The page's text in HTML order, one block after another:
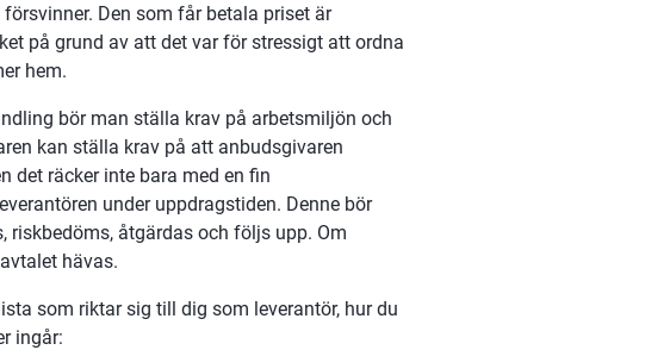
Den som får betala priset är
på grund av att det var för stressigt att ordna
hem.
bör man ställa krav på arbetsmiljön och
kan ställa krav på att anbudsgivaren
det räcker inte bara med en fin
under uppdragstiden. Denne bör
riskbedöms, åtgärdas och följs upp. Om
hävas.
som riktar sig till dig som leverantör, hur du
ingår: